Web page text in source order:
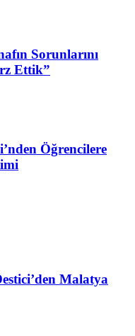
Sorunlarını
Ettik”
Öğrencilere
Malatya